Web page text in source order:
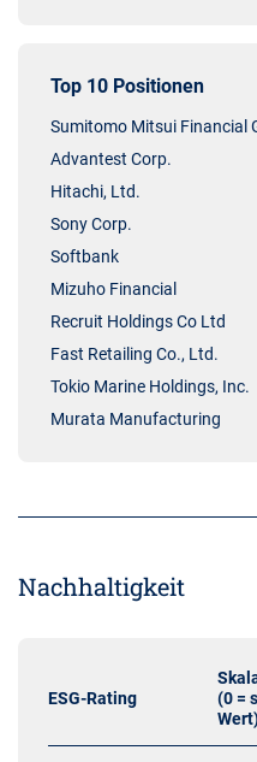
Top 10 Positionen
Sumitomo Mitsui Financial
Advantest Corp.
Hitachi, Ltd.
Sony Corp.
Softbank
Mizuho Financial
Recruit Holdings Co Ltd
Fast Retailing Co., Ltd.
Tokio Marine Holdings, Inc.
Murata Manufacturing
Nachhaltigkeit
ESG-Rating
(0 =